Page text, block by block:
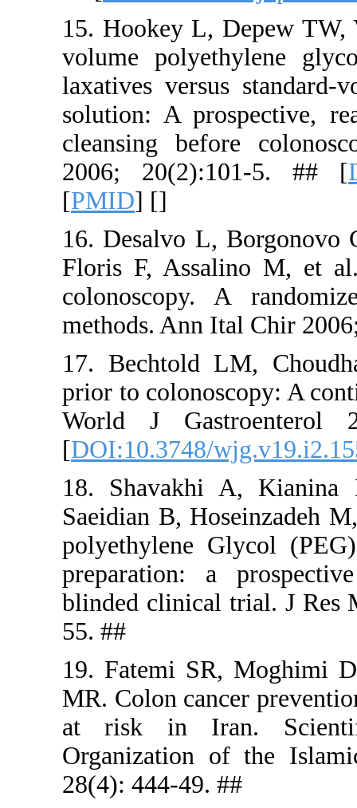
15.
volume
laxatives
solution:
cleansing
2006;
16.
Floris F,
methods.
17.
prior to
World J
[
18.
Saeidian
blinded
19.
MR. Colon
at risk in
28(4): 444-